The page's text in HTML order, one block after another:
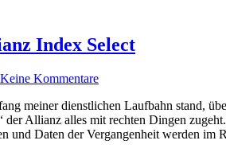
Index Select
Keine Kommentare
meiner dienstlichen Laufbahn stand,
der Allianz alles mit rechten Dingen
und Daten der Vergangenheit werden